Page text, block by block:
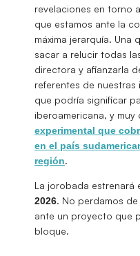
revelaciones en torno a
que estamos ante la
máxima jerarquía. Una
sacar a relucir todas
directora y afianzarla
referentes de
que podría significar
iberoamericana, y
experimental que
en el país
región.
La jorobada estrenará
2026. No perdamos
ante un proyecto que
bloque.